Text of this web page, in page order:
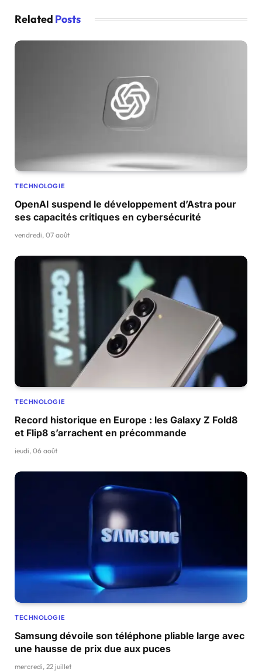
Related Posts
TECHNOLOGIE
OpenAI suspend le développement d’Astra pour
ses capacités critiques en cybersécurité
vendredi, 07 août
TECHNOLOGIE
Record historique en Europe : les Galaxy Z Fold8
et Flip8 s’arrachent en précommande
jeudi, 06 août
TECHNOLOGIE
Samsung dévoile son téléphone pliable large avec
une hausse de prix due aux puces
mercredi, 22 juillet